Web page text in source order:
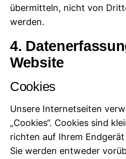
übermitteln, nicht von
werden.
4.
Website
Cookies
Unsere Internetseiten
„Cookies“. Cookies sind
richten auf Ihrem
Sie werden entweder